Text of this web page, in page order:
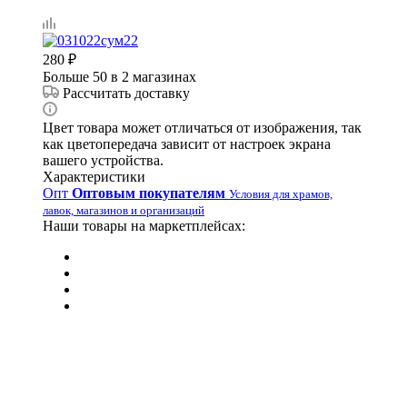
280 ₽
Больше 50 в 2 магазинах
Рассчитать доставку
Цвет товара может отличаться от изображения, так
как цветопередача зависит от настроек экрана
вашего устройства.
Характеристики
Опт Оптовым покупателям Условия для храмов,
лавок, магазинов и организаций
Наши товары на маркетплейсах: